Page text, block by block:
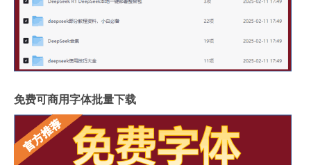
免费可商用字体批量下载